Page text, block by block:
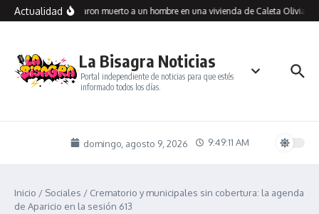
Saltar al contenido
ActualidadEncontraron muerto a un hombre en una vivienda de Caleta Olivia:
La Bisagra Noticias
Portal independiente de noticias para que estés
informado todos los días.
domingo, agosto 9, 2026 9:49:11 AM
Inicio / Sociales / Crematorio y municipales sin cobertura: la agenda
de Aparicio en la sesión 613